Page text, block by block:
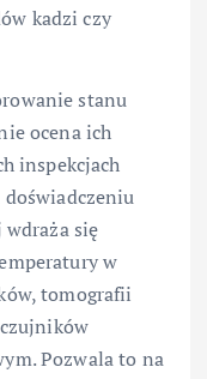
kadzi czy
stanu
ocena ich
inspekcjach
wdraża się
w
tomografii
Pozwala to na